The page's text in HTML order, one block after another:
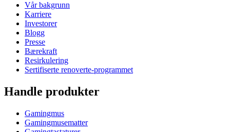
Vår bakgrunn
Karriere
Investorer
Blogg
Presse
Bærekraft
Resirkulering
Sertifiserte renoverte-programmet
Handle produkter
Gamingmus
Gamingmusematter